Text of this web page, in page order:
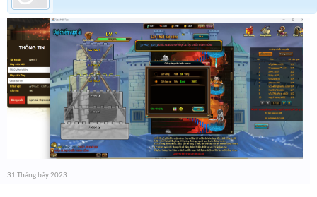
31 Tháng bảy 2023